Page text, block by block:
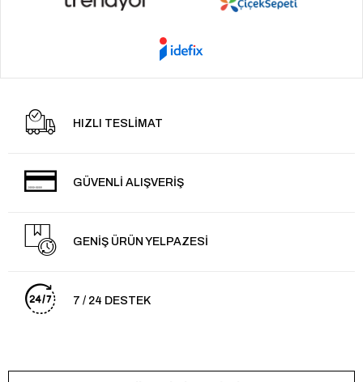
HIZLI TESLİMAT
GÜVENLİ ALIŞVERİŞ
GENİŞ ÜRÜN YELPAZESİ
7 / 24 DESTEK